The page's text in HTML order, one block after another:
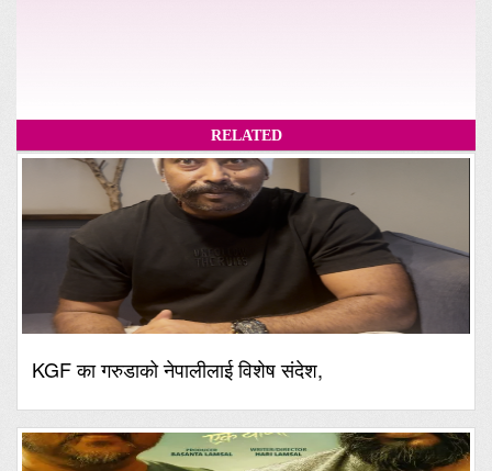
RELATED
KGF का गरुडाको नेपालीलाई विशेष संदेश,